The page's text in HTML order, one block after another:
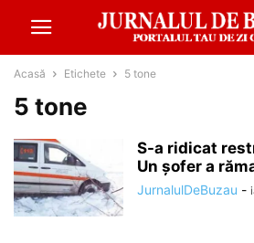
Acasă Etichete 5 tone
5 tone
S-a ridicat
Un șofer a
JurnalulDeBuzau -